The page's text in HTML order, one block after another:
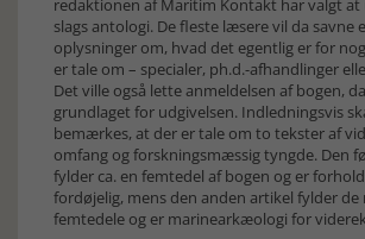
redaktionen af Maritim Kontakt har valgt at
slags antologi. De fleste læsere vil da savne
oplysninger om, hvad det egentlig er for
er tale om – specialer, ph.d.-afhandlinger
Det ville også lette anmeldelsen af bogen,
grundlaget for udgivelsen. Indledningsvis
bemærkes, at der er tale om to tekster af
omfang og forskningsmæssig tyngde. Den
fylder ca. en femtedel af bogen og er
fordøjelig, mens den anden artikel fylder
femtedele og er marinearkæologi for